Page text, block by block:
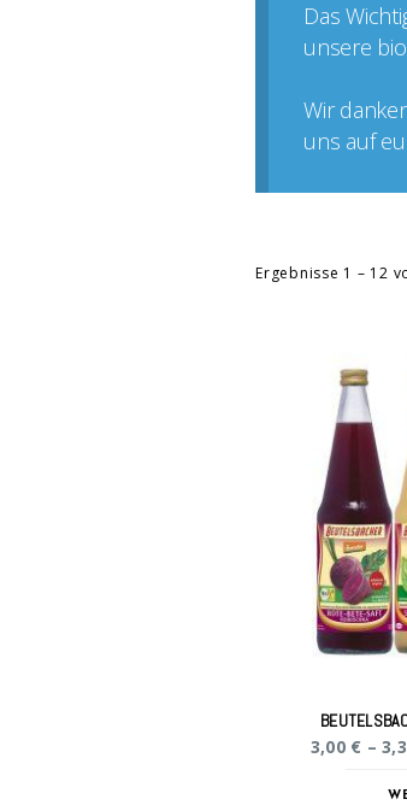
Das
unsere
Wir
uns auf
Ergebnisse 1 – 12
3,00 € –